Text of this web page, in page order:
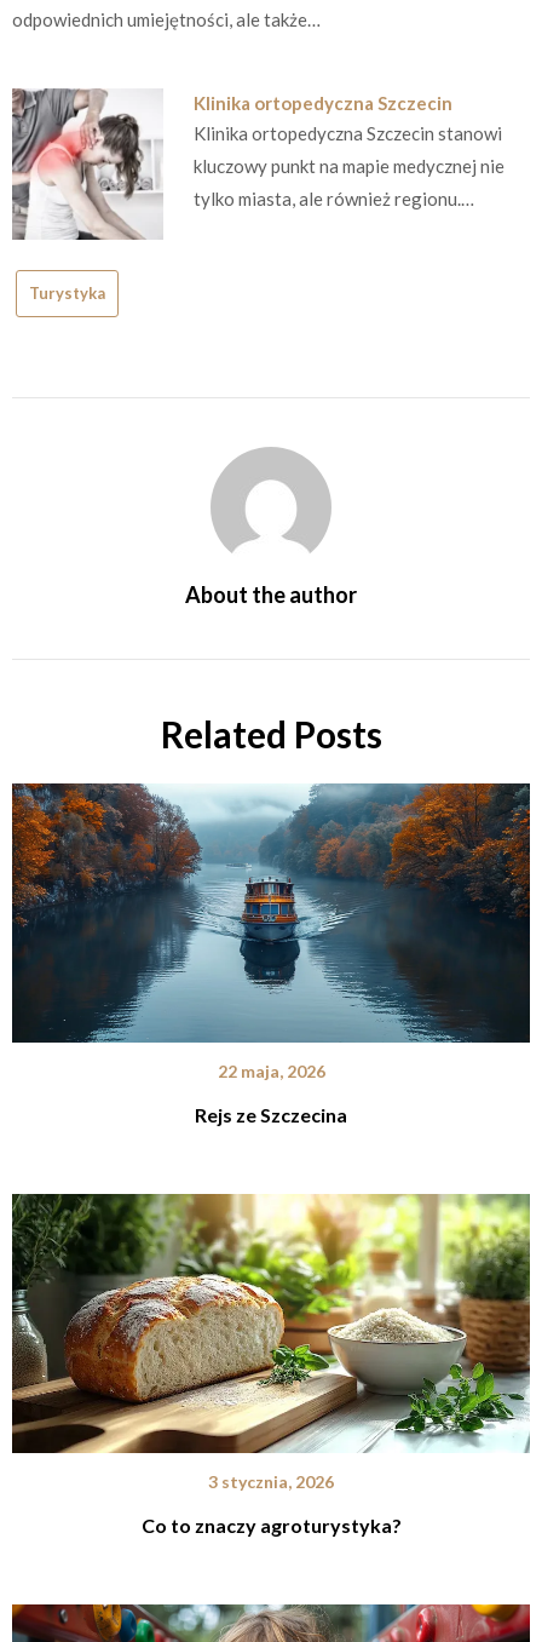
odpowiednich umiejętności, ale także…
Klinika ortopedyczna Szczecin
Klinika ortopedyczna Szczecin stanowi
kluczowy punkt na mapie medycznej nie
tylko miasta, ale również regionu.…
Turystyka
About the author
Related Posts
22 maja, 2026
Rejs ze Szczecina
3 stycznia, 2026
Co to znaczy agroturystyka?